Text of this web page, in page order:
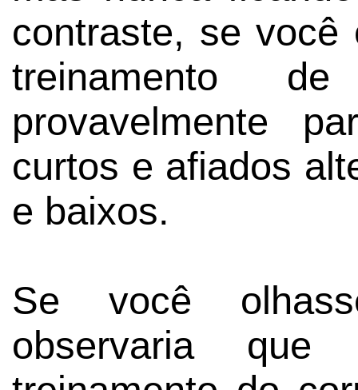
contraste, se
treinamento
provavelmente
curtos e afiados
e baixos.
Se você
observaria